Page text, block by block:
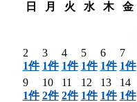
日
月 火 水 木 金
2
1件
3
1件
4
1件
5
1件
6
1件
7
1件
9
1件
10
2件
11
2件
12
1件
13
1件
14
1件